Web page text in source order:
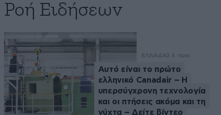
Ροή Ειδήσεων
ΕΛΛΑΔΑ3 λ. πριν
Αυτό είναι το πρώτο
ελληνικό Canadair – Η
υπερσύγχρονη τεχνολογία
και οι πτήσεις ακόμα και τη
νύχτα – Δείτε βίντεο